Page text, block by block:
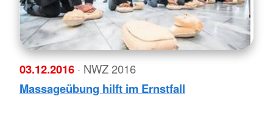
03.12.2016 · NWZ 2016
Massageübung hilft im Ernstfall